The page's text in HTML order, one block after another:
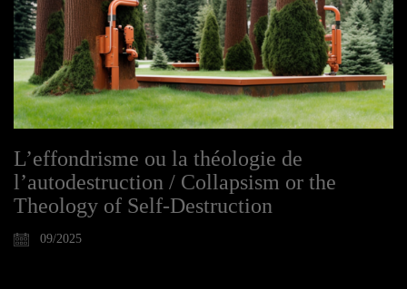
L’effondrisme ou la théologie de
l’autodestruction / Collapsism or the
Theology of Self-Destruction
09/2025